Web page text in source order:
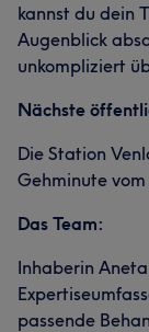
kannst du dein
Augenblick
unkompliziert
Nächste
Die Station
Gehminute
Das Team:
Inhaberin
passende